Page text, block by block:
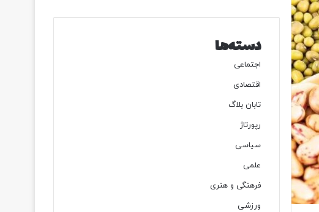
دسته‌ها
اجتماعی
اقتصادی
تابان بلاگ
رپورتاژ
سیاسی
علمی
فرهنگی و هنری
ورزشی